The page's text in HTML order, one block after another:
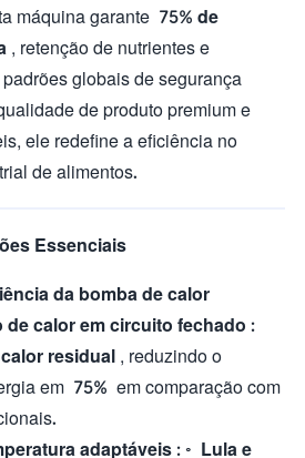
máquina garante 75% de
, retenção de nutrientes e
globais de segurança
de produto premium e
ele redefine a eficiência no
de alimentos.
Essenciais
da bomba de calor
de calor em circuito fechado :
residual , reduzindo o
em 75% em comparação com
adaptáveis : ◦ Lula e